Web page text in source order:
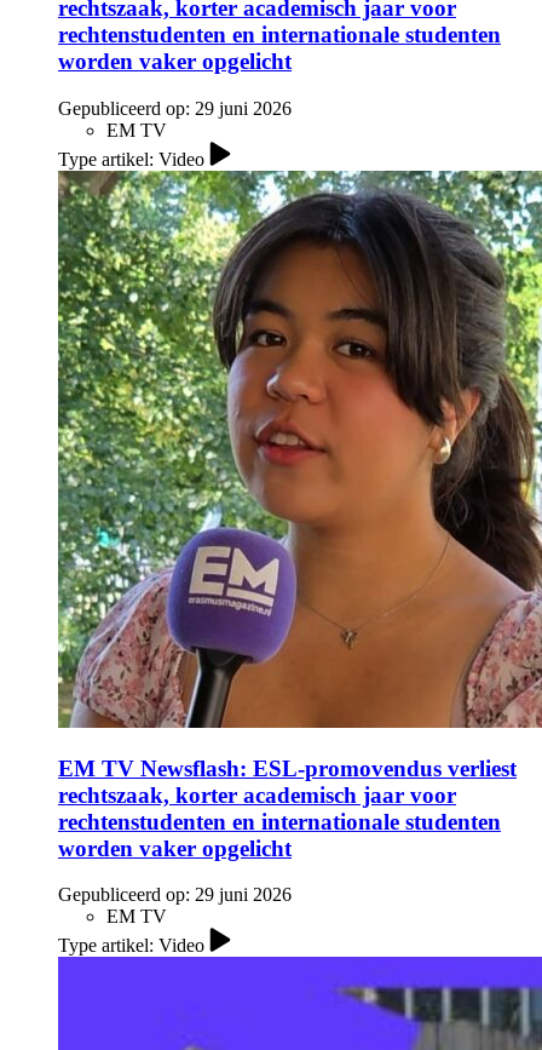
rechtszaak, korter academisch jaar voor
rechtenstudenten en internationale studenten
worden vaker opgelicht
Gepubliceerd op: 29 juni 2026
EM TV
Type artikel: Video
EM TV Newsflash: ESL-promovendus verliest
rechtszaak, korter academisch jaar voor
rechtenstudenten en internationale studenten
worden vaker opgelicht
Gepubliceerd op: 29 juni 2026
EM TV
Type artikel: Video